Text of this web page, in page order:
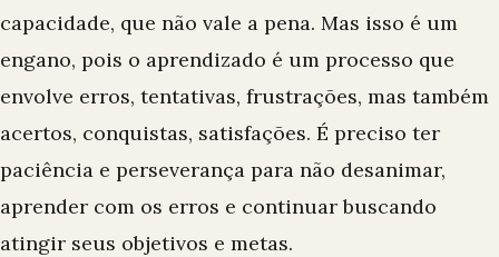
capacidade, que não vale a pena. Mas isso é um
engano, pois o aprendizado é um processo que
envolve erros, tentativas, frustrações, mas também
acertos, conquistas, satisfações. É preciso ter
paciência e perseverança para não desanimar,
aprender com os erros e continuar buscando
atingir seus objetivos e metas.